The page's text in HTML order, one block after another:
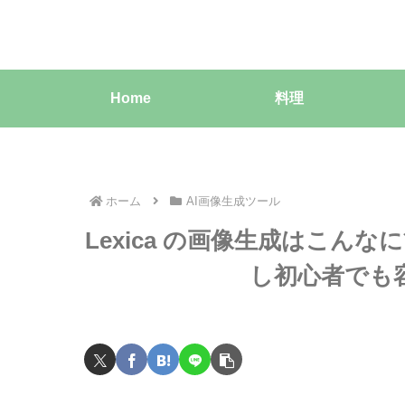
Home 料理
ホーム AI画像生成ツール
Lexica の画像生成はこんな
し初心者でも